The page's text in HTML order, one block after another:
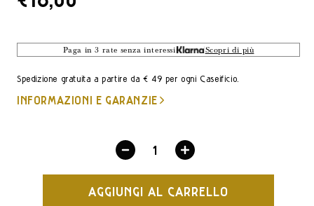
LISTINOPaga in 3 rate senza interessi Scopri di più
Spedizione gratuita a partire da € 49 per ogni Caseificio.
INFORMAZIONI E GARANZIE
Diminuisci
quantità
per
Aumenta
quantità
per
AGGIUNGI AL CARRELLO